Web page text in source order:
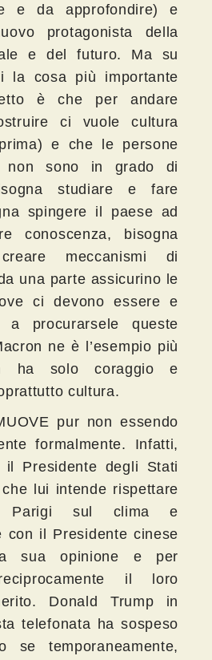
e da approfondire) e
protagonista della
e del futuro. Ma su
la cosa più importante
è che per andare
ci vuole cultura
e che le persone
non sono in grado di
studiare e fare
spingere il paese ad
conoscenza, bisogna
meccanismi di
una parte assicurino le
ci devono essere e
a procurarsele queste
ne è l’esempio più
ha solo coraggio e
cultura.
pur non essendo
formalmente. Infatti,
il Presidente degli Stati
lui intende rispettare
Parigi sul clima e
con il Presidente cinese
sua opinione e per
il loro
Donald Trump in
telefonata ha sospeso
se temporaneamente,